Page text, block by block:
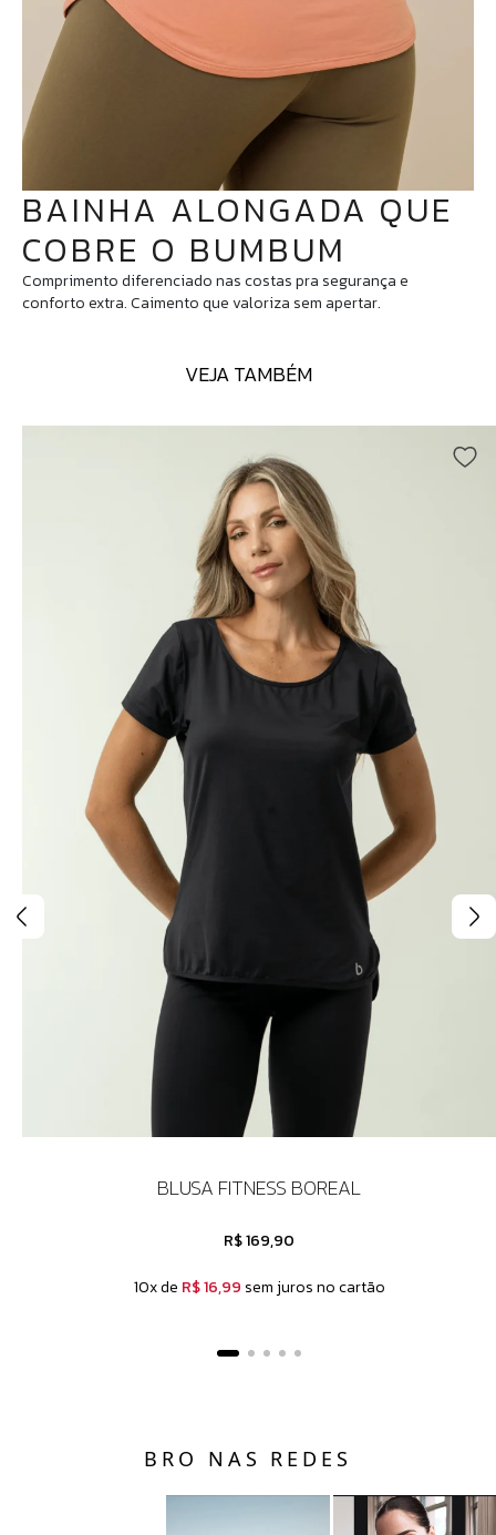
BAINHA ALONGADA QUE
COBRE O BUMBUM
Comprimento diferenciado nas costas pra segurança e
conforto extra. Caimento que valoriza sem apertar.
VEJA TAMBÉM
BLUSA FITNESS BOREAL
R$ 169,90
10x de R$ 16,99 sem juros no cartão
BRO NAS REDES